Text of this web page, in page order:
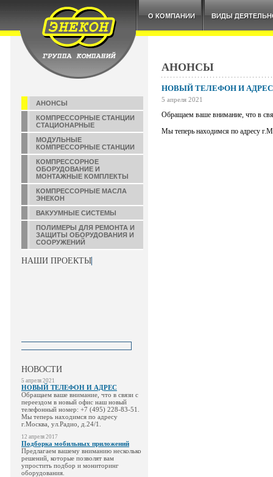
АНОНСЫ
АНОНСЫ
КОМПРЕССОРНЫЕ СТАНЦИИ
СТАЦИОНАРНЫЕ
МОДУЛЬНЫЕ
КОМПРЕССОРНЫЕ СТАНЦИИ
КОМПРЕССОРНОЕ
ОБОРУДОВАНИЕ И
МОНТАЖНЫЕ КОМПЛЕКТЫ
КОМПРЕССОРНЫЕ МАСЛА
ЭНЕКОН
ВАКУУМНЫЕ СИСТЕМЫ
ПОЛИМЕРЫ ДЛЯ РЕМОНТА И
ЗАЩИТЫ ОБОРУДОВАНИЯ И
СООРУЖЕНИЙ
НАШИ ПРОЕКТЫ
НОВОСТИ
5 апреля 2021
НОВЫЙ ТЕЛЕФОН И АДРЕС
Обращаем ваше внимание, что в связи с
переездом в новый офис наш новый
телефонный номер: +7 (495) 228-83-51.
Мы теперь находимся по адресу
г.Москва, ул.Радио, д.24/1.
12 апреля 2017
Подборка мобильных приложений
Предлагаем вашему вниманию несколько
решений, которые позволят вам
упростить подбор и мониторинг
оборудования.
НОВЫЙ ТЕЛЕФОН И АДРЕС
5 апреля 2021
Обращаем ваше внимание, что в
Мы теперь находимся по адресу